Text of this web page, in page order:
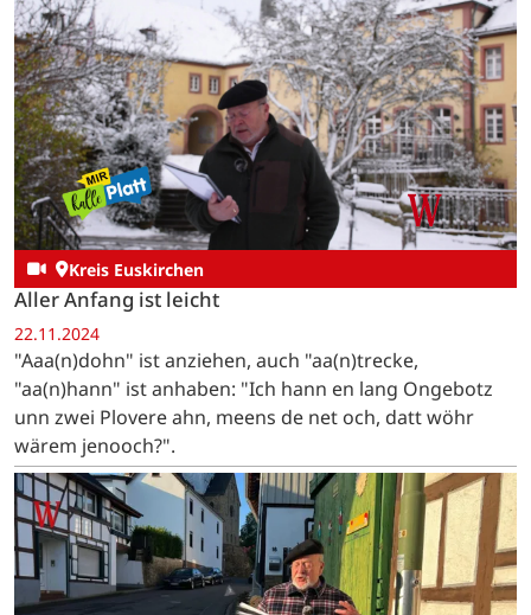
Kreis Euskirchen
Aller Anfang ist leicht
22.11.2024
"Aaa(n)dohn" ist anziehen, auch "aa(n)trecke,
"aa(n)hann" ist anhaben: "Ich hann en lang Ongebotz
unn zwei Plovere ahn, meens de net och, datt wöhr
wärem jenooch?".